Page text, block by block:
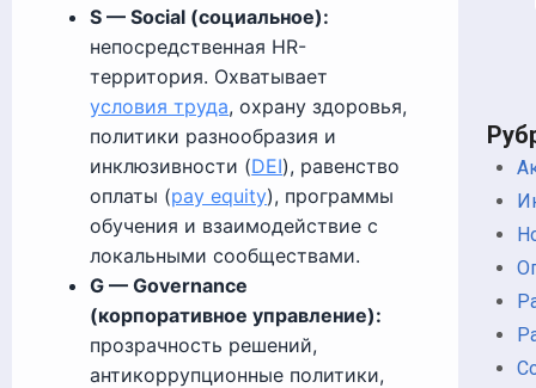
S — Social (социальное):
непосредственная HR-
территория. Охватывает
условия труда, охрану здоровья,
политики разнообразия и
инклюзивности (DEI), равенство
оплаты (pay equity), программы
обучения и взаимодействие с
локальными сообществами.
G — Governance
(корпоративное управление):
прозрачность решений,
антикоррупционные политики,